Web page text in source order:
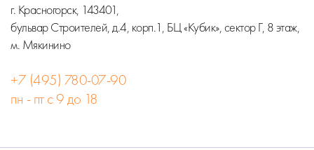
г. Красногорск, 143401,
бульвар Строителей, д.4, корп.1, БЦ «Кубик», сектор Г, 8 этаж,
м. Мякинино
+7 (495) 780-07-90
пн - пт с 9 до 18